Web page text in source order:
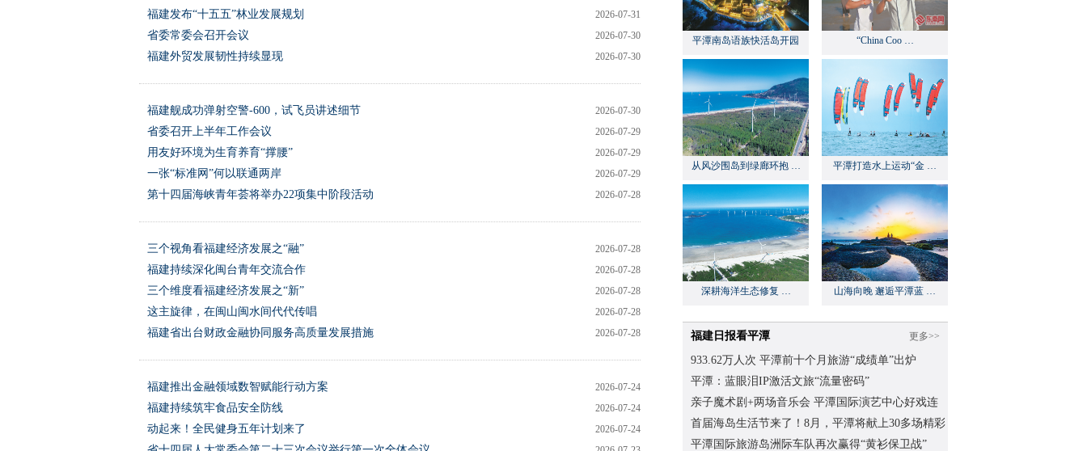
2026-07-31
福建发布“十五五”林业发展规划
2026-07-30
省委常委会召开会议
2026-07-30
福建外贸发展韧性持续显现
2026-07-30
福建舰成功弹射空警-600，试飞员讲述细节
2026-07-29
省委召开上半年工作会议
2026-07-29
用友好环境为生育养育“撑腰”
2026-07-29
一张“标准网”何以联通两岸
2026-07-28
第十四届海峡青年荟将举办22项集中阶段活动
2026-07-28
三个视角看福建经济发展之“融”
2026-07-28
福建持续深化闽台青年交流合作
2026-07-28
三个维度看福建经济发展之“新”
2026-07-28
这主旋律，在闽山闽水间代代传唱
2026-07-28
福建省出台财政金融协同服务高质量发展措施
2026-07-24
福建推出金融领域数智赋能行动方案
2026-07-24
福建持续筑牢食品安全防线
2026-07-24
动起来！全民健身五年计划来了
平潭南岛语族快活岛开园 “China Coo …
从风沙围岛到绿廊环抱 … 平潭打造水上运动“金 …
深耕海洋生态修复 … 山海向晚 邂逅平潭蓝 …
更多>>
福建日报看平潭
933.62万人次 平潭前十个月旅游“成绩单”出炉
平潭：蓝眼泪IP激活文旅“流量密码”
亲子魔术剧+两场音乐会 平潭国际演艺中心好戏连
连
首届海岛生活节来了！8月，平潭将献上30多场精彩
活动
平潭国际旅游岛洲际车队再次赢得“黄衫保卫战”